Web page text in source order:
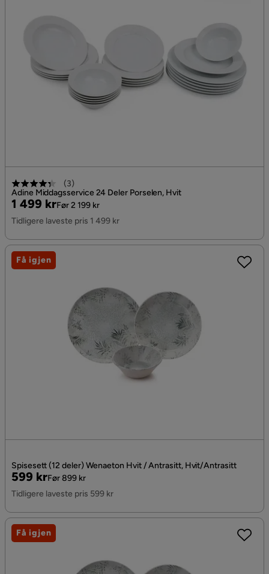
(3)
Adine Middagsservice 24 Deler Porselen, Hvit
Pris
1 499 kr
Original
Pris
Før 2 199 kr
Tidligere laveste pris 1 499 kr
Spisesett (12 deler) Wenaeton Hvit / Antrasitt, Hvit/Antrasitt
Pris
599 kr
Original
Pris
Før 899 kr
Tidligere laveste pris 599 kr
Få igjen
Få igjen